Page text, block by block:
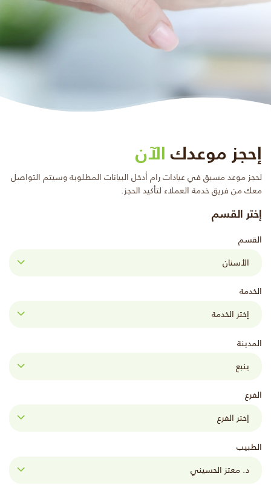
إحجز موعدكالآن
لحجز موعد مسبق في عيادات رام أدخل البيانات المطلوبة وسيتم التواصل
معك من فريق خدمة العملاء لتأكيد الحجز.
إختر القسم
القسم
الخدمة
المدينة
الفرع
الطبيب